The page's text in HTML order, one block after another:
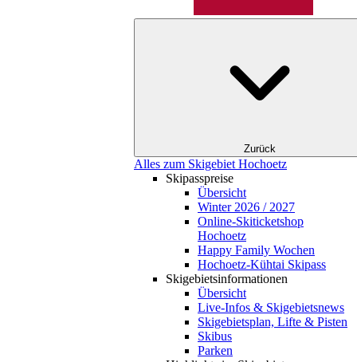
Zurück
Alles zum Skigebiet Hochoetz
Skipasspreise
Übersicht
Winter 2026 / 2027
Online-Skiticketshop
Hochoetz
Happy Family Wochen
Hochoetz-Kühtai Skipass
Skigebietsinformationen
Übersicht
Live-Infos & Skigebietsnews
Skigebietsplan, Lifte & Pisten
Skibus
Parken